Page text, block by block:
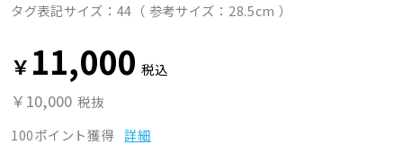
タグ表記サイズ：44（ 参考サイズ：28.5cm ）
￥ 11,000 税込
￥10,000 税抜
100ポイント獲得 詳細